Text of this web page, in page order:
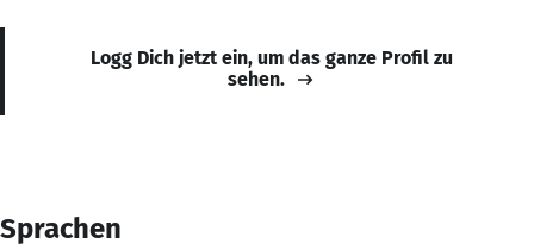
Logg Dich jetzt ein, um das ganze Profil zu
sehen.
Sprachen